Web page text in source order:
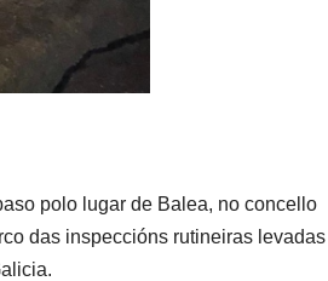
polo lugar de Balea, no concello
das inspeccións rutineiras levadas